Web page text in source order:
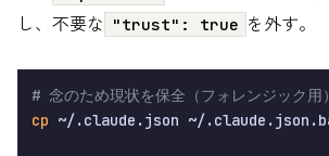
し、不要な "trust": true を外す。
# 念のため現状を保全（フォレンジック用
cp ~/.claude.json ~/